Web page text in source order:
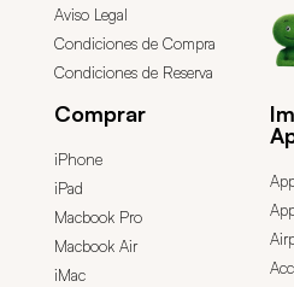
Aviso Legal
Condiciones de Compra
Condiciones de Reserva
Comprar
iPhone
iPad
Macbook Pro
Macbook Air
iMac